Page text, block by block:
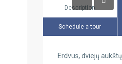
Description
Schedule a tour
Erdvus, dviejų